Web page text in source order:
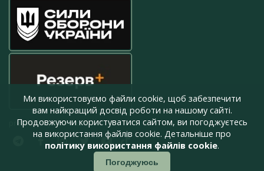
press@armyinform.com.ua
Ми використовуємо файли cookie, щоб забезпечити
вам найкращий досвід роботи на нашому сайті.
Продовжуючи користуватися сайтом, ви погоджуєтесь
на використання файлів cookie. Детальніше про
політику використання файлів cookie.
Погоджуюсь